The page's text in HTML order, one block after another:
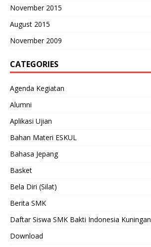
November 2015
August 2015
November 2009
CATEGORIES
Agenda Kegiatan
Alumni
Aplikasi Ujian
Bahan Materi ESKUL
Bahasa Jepang
Basket
Bela Diri (Silat)
Berita SMK
Daftar Siswa SMK Bakti Indonesia Kuningan
Download